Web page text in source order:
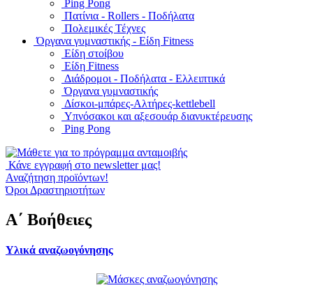
Ping Pong
Πατίνια - Rollers - Ποδήλατα
Πολεμικές Τέχνες
Όργανα γυμναστικής - Είδη Fitness
Είδη στοίβου
Είδη Fitness
Διάδρομοι - Ποδήλατα - Ελλειπτικά
Όργανα γυμναστικής
Δίσκοι-μπάρες-Αλτήρες-kettlebell
Υπνόσακοι και αξεσουάρ διανυκτέρευσης
Ping Pong
Κάνε εγγραφή στο newsletter μας!
Αναζήτηση προϊόντων!
Όροι Δραστηριοτήτων
Α΄ Βοήθειες
Υλικά αναζωογόνησης